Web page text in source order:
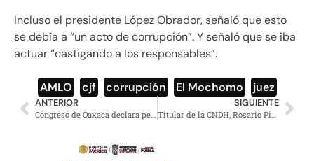
Incluso el presidente López Obrador, señaló que esto
se debía a “un acto de corrupción”. Y señaló que se iba
actuar “castigando a los responsables”.
AMLO cjf corrupción El Mochomo juez
ANTERIOR
Congreso de Oaxaca declara persona no grata a Jorge Castañeda por insultos a Putla
SIGUIENTE
Titular de la CNDH, Rosario Piedra, informó que recibió amenazas de muerte